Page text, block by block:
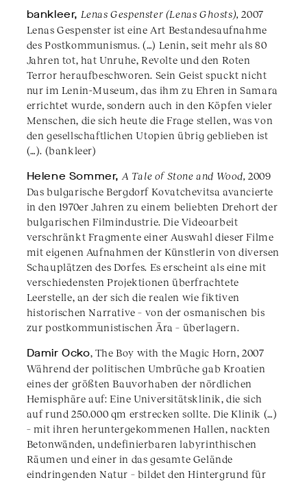
bankleer, Lenas Gespenster (Lenas Ghosts), 2007
Lenas Gespenster ist eine Art Bestandesaufnahme
des Postkommunismus. (…) Lenin, seit mehr als 80
Jahren tot, hat Unruhe, Revolte und den Roten
Terror heraufbeschworen. Sein Geist spuckt nicht
nur im Lenin-Museum, das ihm zu Ehren in Samara
errichtet wurde, sondern auch in den Köpfen vieler
Menschen, die sich heute die Frage stellen, was von
den gesellschaftlichen Utopien übrig geblieben ist
(…). (bankleer)
Helene Sommer, A Tale of Stone and Wood, 2009
Das bulgarische Bergdorf Kovatchevitsa avancierte
in den 1970er Jahren zu einem beliebten Drehort der
bulgarischen Filmindustrie. Die Videoarbeit
verschränkt Fragmente einer Auswahl dieser Filme
mit eigenen Aufnahmen der Künstlerin von diversen
Schauplätzen des Dorfes. Es erscheint als eine mit
verschiedensten Projektionen überfrachtete
Leerstelle, an der sich die realen wie fiktiven
historischen Narrative – von der osmanischen bis
zur postkommunistischen Ära – überlagern.
Damir Ocko, The Boy with the Magic Horn, 2007
Während der politischen Umbrüche gab Kroatien
eines der größten Bauvorhaben der nördlichen
Hemisphäre auf: Eine Universitätsklinik, die sich
auf rund 250.000 qm erstrecken sollte. Die Klinik (…)
– mit ihren heruntergekommenen Hallen, nackten
Betonwänden, undefinierbaren labyrinthischen
Räumen und einer in das gesamte Gelände
eindringenden Natur – bildet den Hintergrund für